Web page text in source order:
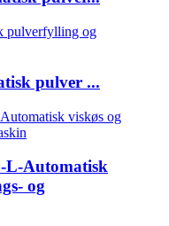
pulver ...
L-Automatisk
og